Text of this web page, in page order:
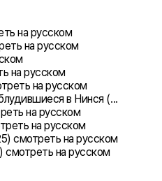
на русском
на русском
на русском
на русском
в Нинся (...
на русском
на русском
смотреть на русском
смотреть на русском